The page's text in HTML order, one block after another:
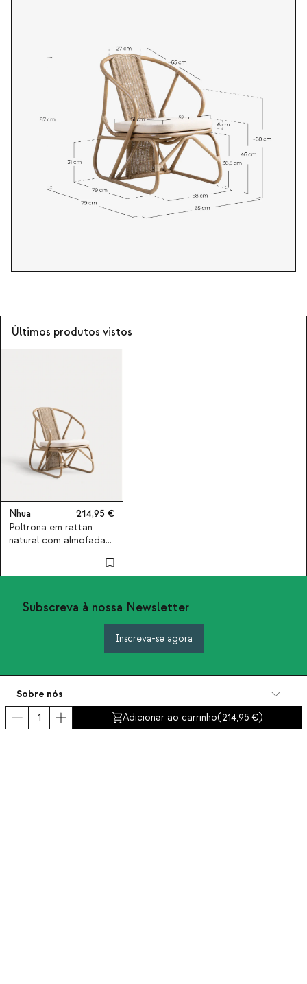
Adicionar ao carrinho(214,95 )
Últimos produtos vistos
Nhua
214,95
Poltrona em rattan
natural com almofada
Subscreva à nossa Newsletter
Inscreva-se agora
Sobre nós
Categorias
Contacto e ajuda